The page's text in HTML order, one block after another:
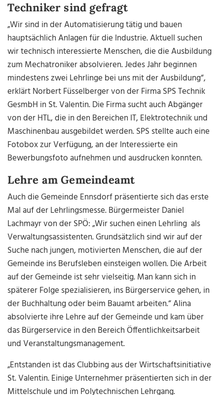
Techniker sind gefragt
„Wir sind in der Automatisierung tätig und bauen
hauptsächlich Anlagen für die Industrie. Aktuell suchen
wir technisch interessierte Menschen, die die Ausbildung
zum Mechatroniker absolvieren. Jedes Jahr beginnen
mindestens zwei Lehrlinge bei uns mit der Ausbildung“,
erklärt Norbert Füsselberger von der Firma SPS Technik
GesmbH in St. Valentin. Die Firma sucht auch Abgänger
von der HTL, die in den Bereichen IT, Elektrotechnik und
Maschinenbau ausgebildet werden. SPS stellte auch eine
Fotobox zur Verfügung, an der Interessierte ein
Bewerbungsfoto aufnehmen und ausdrucken konnten.
Lehre am Gemeindeamt
Auch die Gemeinde Ennsdorf präsentierte sich das erste
Mal auf der Lehrlingsmesse. Bürgermeister Daniel
Lachmayr von der SPÖ: „Wir suchen einen Lehrling als
Verwaltungsassistenten. Grundsätzlich sind wir auf der
Suche nach jungen, motivierten Menschen, die auf der
Gemeinde ins Berufsleben einsteigen wollen. Die Arbeit
auf der Gemeinde ist sehr vielseitig. Man kann sich in
späterer Folge spezialisieren, ins Bürgerservice gehen, in
der Buchhaltung oder beim Bauamt arbeiten.“ Alina
absolvierte ihre Lehre auf der Gemeinde und kam über
das Bürgerservice in den Bereich Öffentlichkeitsarbeit
und Veranstaltungsmanagement.
„Entstanden ist das Clubbing ausder Wirtschaftsinitiative
St. Valentin. Einige Unternehmer präsentierten sich in der
Mittelschule und im Polytechnischen Lehrgang.